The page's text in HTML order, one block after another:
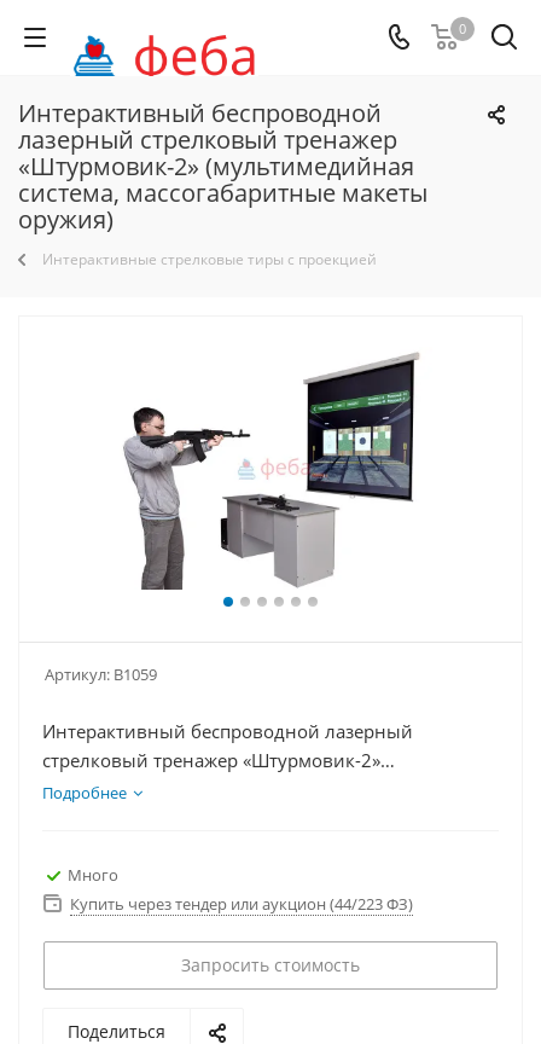
0
Интерактивный беспроводной
лазерный стрелковый тренажер
«Штурмовик-2» (мультимедийная
система, массогабаритные макеты
оружия)
Интерактивные стрелковые тиры с проекцией
Артикул: В1059
Интерактивный беспроводной лазерный
стрелковый тренажер «Штурмовик-2»
(мультимедийная система, массогабаритные
Подробнее
Много
Купить через тендер или аукцион (44/223 ФЗ)
Запросить стоимость
Поделиться